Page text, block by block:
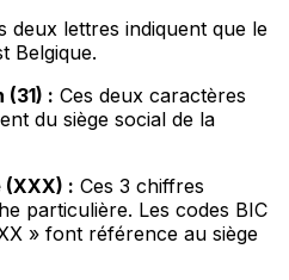
deux lettres indiquent que le
Belgique.
: Ces deux caractères
du siège social de la
: Ces 3 chiffres
particulière. Les codes BIC
» font référence au siège